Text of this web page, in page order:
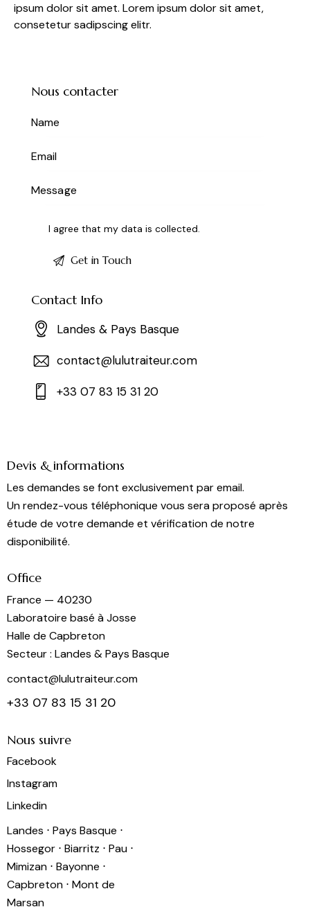
ipsum dolor sit amet. Lorem ipsum dolor sit amet,
consetetur sadipscing elitr.
Nous contacter
I agree that my data iscollected.
Contact Info
Landes & Pays Basque
contact@lulutraiteur.com
+33 07 83 15 31 20
Devis & informations
Les demandes se font exclusivement par email.
Un rendez-vous téléphonique vous sera proposé après
étude de votre demande et vérification de notre
disponibilité.
Office
France — 40230
Laboratoire basé à Josse
Halle de Capbreton
Secteur : Landes & Pays Basque
contact@lulutraiteur.com
+33 07 83 15 31 20
Nous suivre
Facebook
Instagram
Linkedin
Landes ⋅ Pays Basque ⋅
Hossegor ⋅ Biarritz ⋅ Pau ⋅
Mimizan ⋅ Bayonne ⋅
Capbreton ⋅ Mont de
Marsan